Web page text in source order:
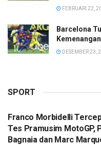
FEBRUARI 22,
Barcelona
DESEMBER 23,
SPORT
Franco Morbidelli
Tes Pramusim MotoGP,
Bagnaia dan Marc